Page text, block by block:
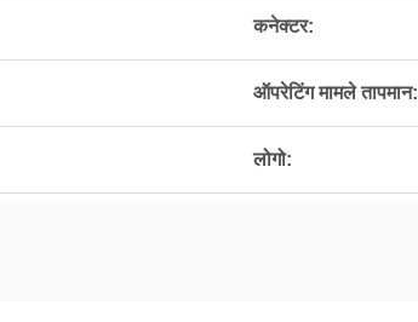
कनेक्टर:
ऑपरेटिंग मामले तापमान:
लोगो: